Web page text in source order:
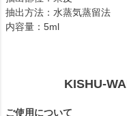
抽出方法：水蒸気蒸留法
内容量：5ml
KISHU-
ご使用について